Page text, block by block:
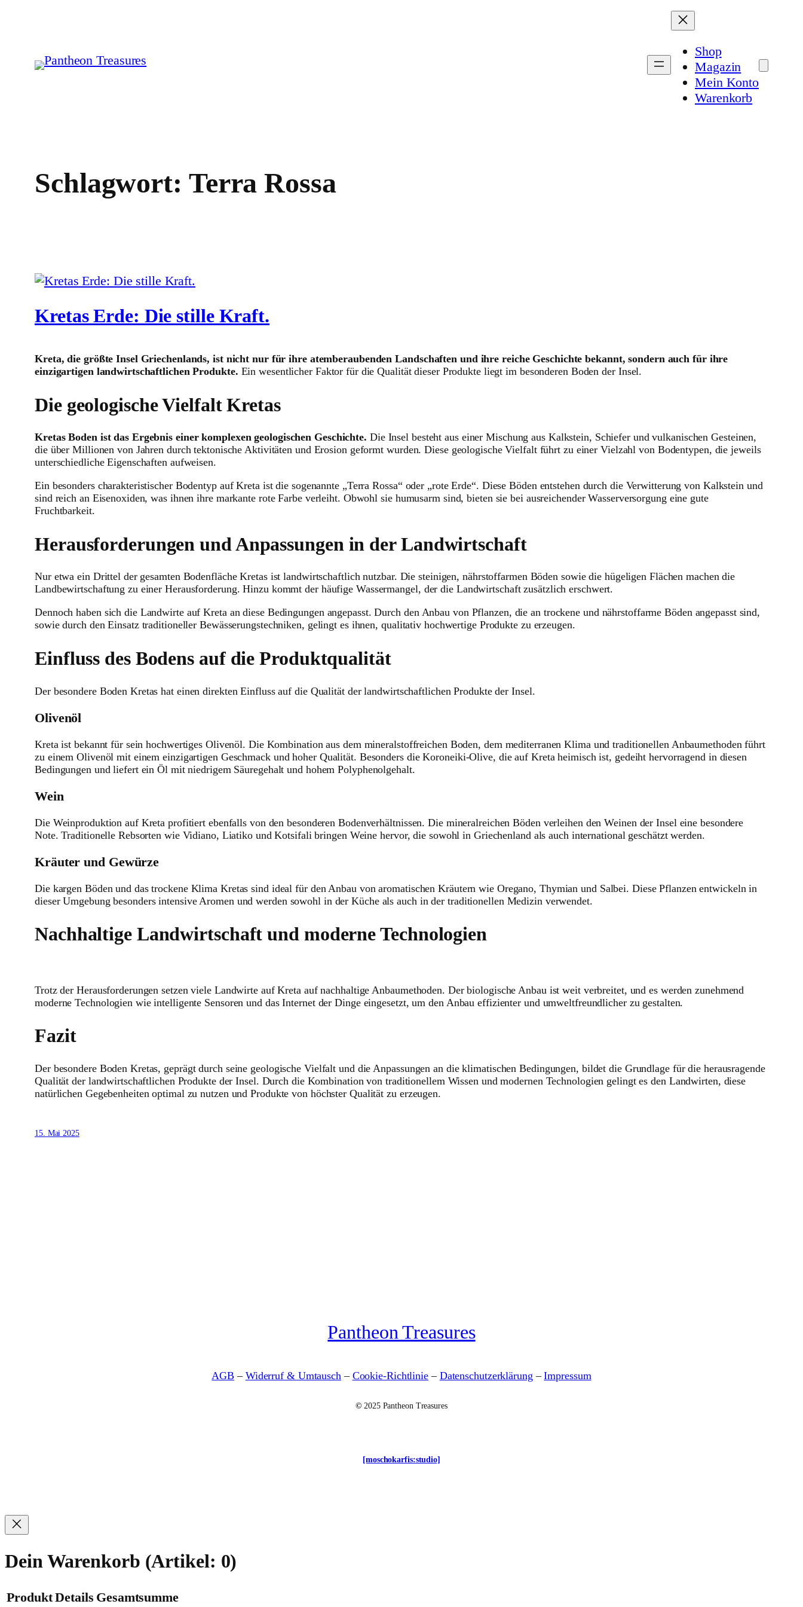
Shop
Magazin
Mein Konto
Warenkorb
Schlagwort: Terra Rossa
Kretas Erde: Die stille Kraft.
Kreta, die größte Insel Griechenlands, ist nicht nur für ihre atemberaubenden Landschaften und ihre reiche Geschichte bekannt, sondern auch für ihre
einzigartigen landwirtschaftlichen Produkte. Ein wesentlicher Faktor für die Qualität dieser Produkte liegt im besonderen Boden der Insel.
Die geologische Vielfalt Kretas
Kretas Boden ist das Ergebnis einer komplexen geologischen Geschichte. Die Insel besteht aus einer Mischung aus Kalkstein, Schiefer und vulkanischen Gesteinen,
die über Millionen von Jahren durch tektonische Aktivitäten und Erosion geformt wurden. Diese geologische Vielfalt führt zu einer Vielzahl von Bodentypen, die jeweils
unterschiedliche Eigenschaften aufweisen.
Ein besonders charakteristischer Bodentyp auf Kreta ist die sogenannte „Terra Rossa“ oder „rote Erde“. Diese Böden entstehen durch die Verwitterung von Kalkstein und
sind reich an Eisenoxiden, was ihnen ihre markante rote Farbe verleiht. Obwohl sie humusarm sind, bieten sie bei ausreichender Wasserversorgung eine gute
Fruchtbarkeit.
Herausforderungen und Anpassungen in der Landwirtschaft
Nur etwa ein Drittel der gesamten Bodenfläche Kretas ist landwirtschaftlich nutzbar. Die steinigen, nährstoffarmen Böden sowie die hügeligen Flächen machen die
Landbewirtschaftung zu einer Herausforderung. Hinzu kommt der häufige Wassermangel, der die Landwirtschaft zusätzlich erschwert.
Dennoch haben sich die Landwirte auf Kreta an diese Bedingungen angepasst. Durch den Anbau von Pflanzen, die an trockene und nährstoffarme Böden angepasst sind,
sowie durch den Einsatz traditioneller Bewässerungstechniken, gelingt es ihnen, qualitativ hochwertige Produkte zu erzeugen.
Einfluss des Bodens auf die Produktqualität
Der besondere Boden Kretas hat einen direkten Einfluss auf die Qualität der landwirtschaftlichen Produkte der Insel.
Olivenöl
Kreta ist bekannt für sein hochwertiges Olivenöl. Die Kombination aus dem mineralstoffreichen Boden, dem mediterranen Klima und traditionellen Anbaumethoden führt
zu einem Olivenöl mit einem einzigartigen Geschmack und hoher Qualität. Besonders die Koroneiki-Olive, die auf Kreta heimisch ist, gedeiht hervorragend in diesen
Bedingungen und liefert ein Öl mit niedrigem Säuregehalt und hohem Polyphenolgehalt.
Wein
Die Weinproduktion auf Kreta profitiert ebenfalls von den besonderen Bodenverhältnissen. Die mineralreichen Böden verleihen den Weinen der Insel eine besondere
Note. Traditionelle Rebsorten wie Vidiano, Liatiko und Kotsifali bringen Weine hervor, die sowohl in Griechenland als auch international geschätzt werden.
Kräuter und Gewürze
Die kargen Böden und das trockene Klima Kretas sind ideal für den Anbau von aromatischen Kräutern wie Oregano, Thymian und Salbei. Diese Pflanzen entwickeln in
dieser Umgebung besonders intensive Aromen und werden sowohl in der Küche als auch in der traditionellen Medizin verwendet.
Nachhaltige Landwirtschaft und moderne Technologien
Trotz der Herausforderungen setzen viele Landwirte auf Kreta auf nachhaltige Anbaumethoden. Der biologische Anbau ist weit verbreitet, und es werden zunehmend
moderne Technologien wie intelligente Sensoren und das Internet der Dinge eingesetzt, um den Anbau effizienter und umweltfreundlicher zu gestalten.
Fazit
Der besondere Boden Kretas, geprägt durch seine geologische Vielfalt und die Anpassungen an die klimatischen Bedingungen, bildet die Grundlage für die herausragende
Qualität der landwirtschaftlichen Produkte der Insel. Durch die Kombination von traditionellem Wissen und modernen Technologien gelingt es den Landwirten, diese
natürlichen Gegebenheiten optimal zu nutzen und Produkte von höchster Qualität zu erzeugen.
15. Mai 2025
Pantheon Treasures
AGB – Widerruf & Umtausch – Cookie-Richtlinie – Datenschutzerklärung –Impressum
© 2025 Pantheon Treasures
[moschokarfis:studio]
Dein Warenkorb (Artikel: 0)
ProduktDetails Gesamtsumme